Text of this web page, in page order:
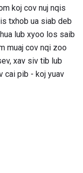
koj cov nuj nqis
txhob ua siab deb
lub xyoo los saib
muaj cov nqi zoo
xav siv tib lub
cai pib - koj yuav